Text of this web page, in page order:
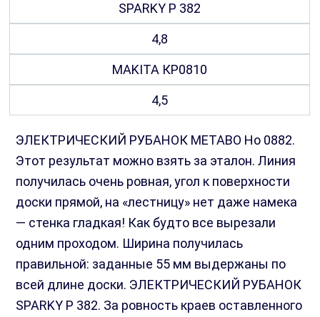
SPARKY Р 382
4,8
MAKITA КР0810
4,5
ЭЛЕКТРИЧЕСКИЙ РУБАНОК METABO Но 0882.
Этот результат можно взять за эталон. Линия
получилась очень ровная, угол к поверхности
доски прямой, на «лестницу» нет даже намека
— стенка гладкая! Как будто все вырезали
одним проходом. Ширина получилась
правильной: заданные 55 мм выдержаны по
всей длине доски. ЭЛЕКТРИЧЕСКИЙ РУБАНОК
SPARKY Р 382. За ровность краев оставленного